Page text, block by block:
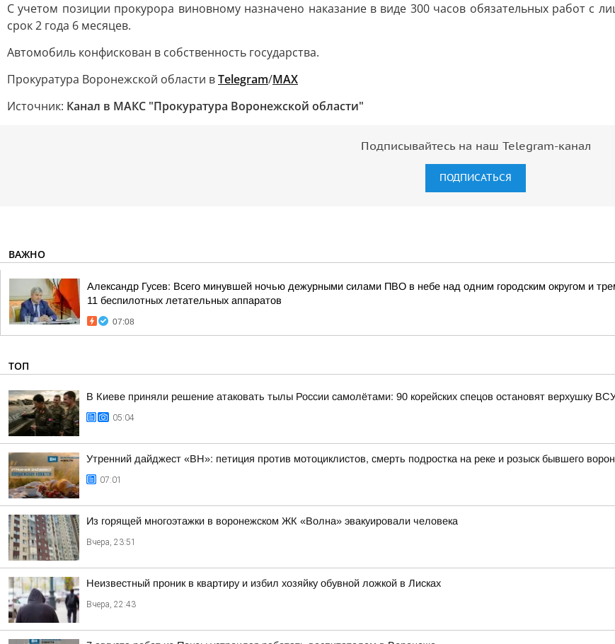
С учетом позиции прокурора виновному назначено наказание в виде 300 часов обязательных работ с
срок 2 года 6 месяцев.
Автомобиль конфискован в собственность государства.
Прокуратура Воронежской области вTelegram/MAX
Источник: Канал в МАКС "Прокуратура Воронежской области"
Подписывайтесь на наш Telegram-канал
ПОДПИСАТЬСЯ
ВАЖНО
Александр Гусев: Всего минувшей ночью дежурными силами ПВО в небе над одним городским округом и
11 беспилотных летательных аппаратов
07:08
ТОП
В Киеве приняли решение атаковать тылы России самолётами: 90 корейских спецов остановят верхушку
05:04
Утренний дайджест «ВН»: петиция против мотоциклистов, смерть подростка на реке и розыск бывшего
07:01
Из горящей многоэтажки в воронежском ЖК «Волна» эвакуировали человека
Вчера, 23:51
Неизвестный проник в квартиру и избил хозяйку обувной ложкой в Лисках
Вчера, 22:43